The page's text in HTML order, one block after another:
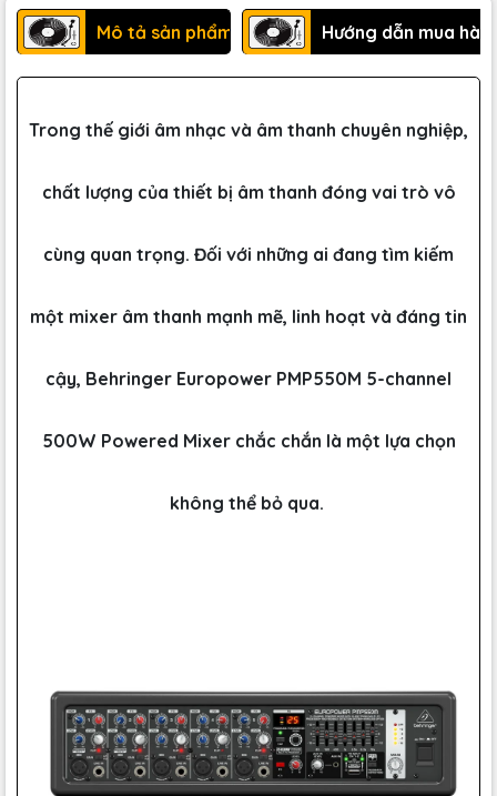
Mô tả sản phẩm Hướng dẫn mua
Trong thế giới âm nhạc và âm thanh chuyên nghiệp,
chất lượng của thiết bị âm thanh đóng vai trò vô
cùng quan trọng. Đối với những ai đang tìm kiếm
một mixer âm thanh mạnh mẽ, linh hoạt và đáng tin
cậy, Behringer Europower PMP550M 5-channel
500W Powered Mixer chắc chắn là một lựa chọn
không thể bỏ qua.